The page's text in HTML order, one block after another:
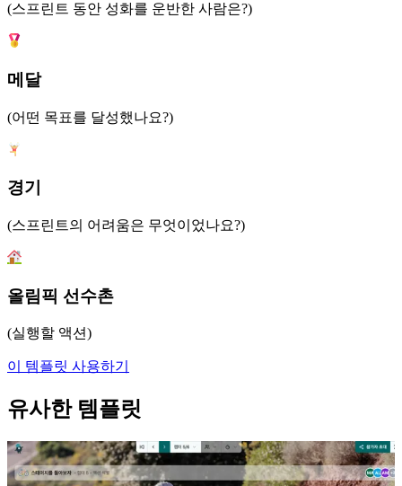
(스프린트 동안 성화를 운반한 사람은?)
메달
(어떤 목표를 달성했나요?)
경기
(스프린트의 어려움은 무엇이었나요?)
올림픽 선수촌
(실행할 액션)
이 템플릿 사용하기
유사한 템플릿